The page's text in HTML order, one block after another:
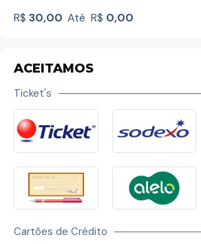
R$ 30,00 Até R$ 0,00
ACEITAMOS
Ticket's
Cartões de Crédito